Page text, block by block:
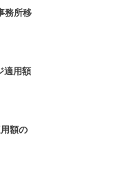
務所移
適用額
額の